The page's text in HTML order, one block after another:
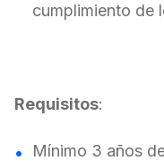
cumplimiento de
Requisitos:
Mínimo 3 años